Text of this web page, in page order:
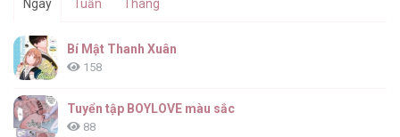
Ngày Tuần Tháng
Bí Mật Thanh Xuân
158
Tuyển tập BOYLOVE màu sắc
88